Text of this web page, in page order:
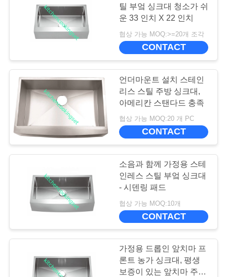
틸 부엌 싱크대 청소가 쉬
운 33 인치 X 22 인치
협상 가능 MOQ:>=20개 조각
CONTACT
언더마운트 설치 스테인
리스 스틸 주방 싱크대,
아메리칸 스탠다드 충족
협상 가능 MOQ:20 개 PC
CONTACT
소음과 함께 가정용 스테
인레스 스틸 부엌 싱크대
- 시덴링 패드
협상 가능 MOQ:10개
CONTACT
가정용 드롭인 앞치마 프
론트 농가 싱크대, 평생
보증이 있는 앞치마 주방